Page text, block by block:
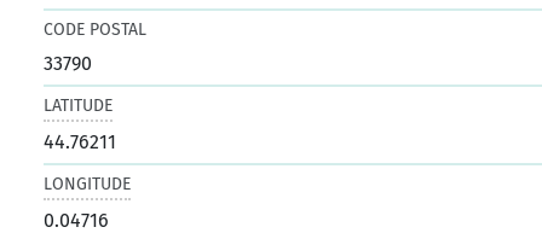
CODE POSTAL
33790
LATITUDE
44.76211
LONGITUDE
0.04716